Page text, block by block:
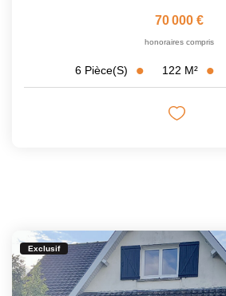
70 000 €
honoraires compris
6 Pièce(s) 122 M²
Exclusif